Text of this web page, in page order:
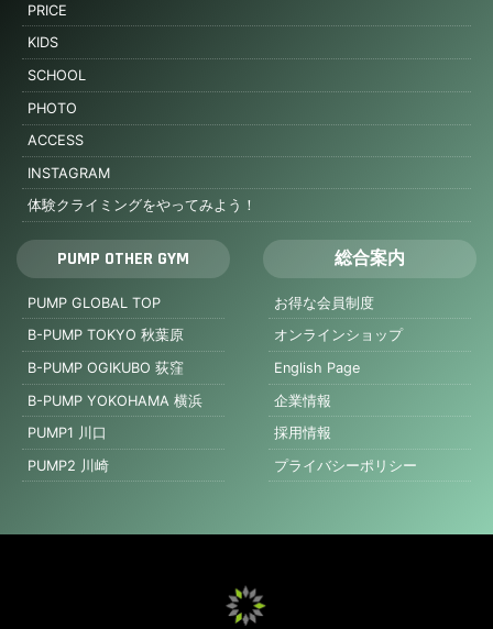
PRICE
KIDS
SCHOOL
PHOTO
ACCESS
INSTAGRAM
体験クライミングをやってみよう！
PUMP OTHER GYM
PUMP GLOBAL TOP
B-PUMP TOKYO 秋葉原
B-PUMP OGIKUBO 荻窪
B-PUMP YOKOHAMA 横浜
PUMP1 川口
PUMP2 川崎
総合案内
お得な会員制度
オンラインショップ
English Page
企業情報
採用情報
プライバシーポリシー